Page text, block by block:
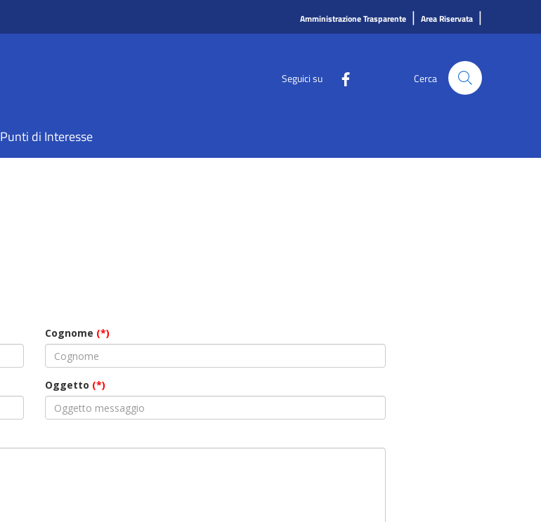
Amministrazione Trasparente | Area Riservata |
Seguici su Cerca
Punti di Interesse